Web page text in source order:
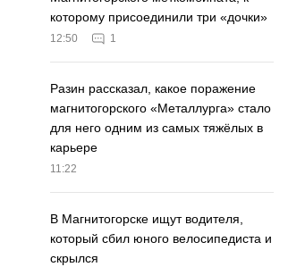
которому присоединили три «дочки»
12:50 1
Разин рассказал, какое поражение
магнитогорского «Металлурга» стало
для него одним из самых тяжёлых в
карьере
11:22
В Магнитогорске ищут водителя,
который сбил юного велосипедиста и
скрылся